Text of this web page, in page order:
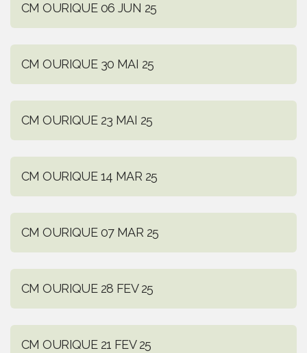
CM OURIQUE 06 JUN 25
CM OURIQUE 30 MAI 25
CM OURIQUE 23 MAI 25
CM OURIQUE 14 MAR 25
CM OURIQUE 07 MAR 25
CM OURIQUE 28 FEV 25
CM OURIQUE 21 FEV 25